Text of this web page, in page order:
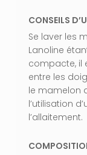
CONSEILS
Se laver les
Lanoline
compacte, il
entre les
le mamelon
l’utilisation
l’allaitement.